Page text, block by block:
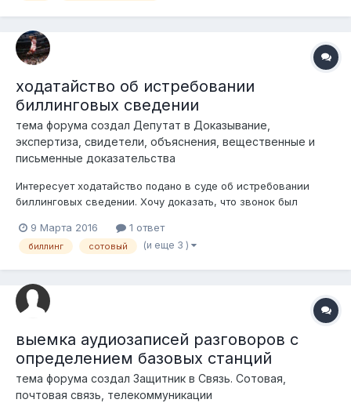
ходатайство об истребовании
биллинговых сведении
тема форума создал Депутат в Доказывание,
экспертиза, свидетели, объяснения, вещественные и
письменные доказательства
Интересует ходатайство подано в суде об истребовании
биллинговых сведении. Хочу доказать, что звонок был
совсем с другого места. кто пытался аналогичное в
гражданском процессе протащить? и как результат
9 Марта 2016 1 ответ
биллинг сотовый (и еще 3 )
выемка аудиозаписей разговоров с
определением базовых станций
тема форума создал Защитник в Связь. Сотовая,
почтовая связь, телекоммуникации